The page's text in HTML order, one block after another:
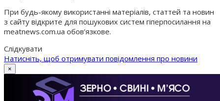
При будь-якому використанні матеріалів, статтей та новин
з сайту відкрите для пошукових систем гіперпосилання на
meatnews.com.ua обов’язкове.
Слідкувати
Натисніть, щоб отримувати повідомлення про новини
×